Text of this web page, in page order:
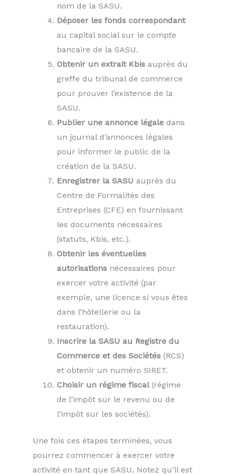
nom de la SASU.
Déposer les fonds correspondant
au capital social sur le compte
bancaire de la SASU.
Obtenir un extrait Kbis auprès du
greffe du tribunal de commerce
pour prouver l’existence de la
SASU.
Publier une annonce légale dans
un journal d’annonces légales
pour informer le public de la
création de la SASU.
Enregistrer la SASU auprès du
Centre de Formalités des
Entreprises (CFE) en fournissant
les documents nécessaires
(statuts, Kbis, etc.).
Obtenir les éventuelles
autorisations nécessaires pour
exercer votre activité (par
exemple, une licence si vous êtes
dans l’hôtellerie ou la
restauration).
Inscrire la SASU au Registre du
Commerce et des Sociétés (RCS)
et obtenir un numéro SIRET.
Choisir un régime fiscal(régime
de l’impôt sur le revenu ou de
l’impôt sur les sociétés).
Une fois ces étapes terminées, vous
pourrez commencer à exercer votre
activité en tant que SASU. Notez qu’il est